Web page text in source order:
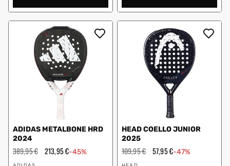
ADIDAS METALBONE HRD
2024
Prix
régulier
389,95 € Prix
213,95 €-45%
Vendeur
HEAD COELLO JUNIOR
2025
Prix
régulier
109,95 € Prix
en
57,95 €-47%
Vendeur